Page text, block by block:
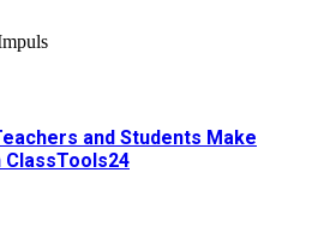
and Students Make
ClassTools24